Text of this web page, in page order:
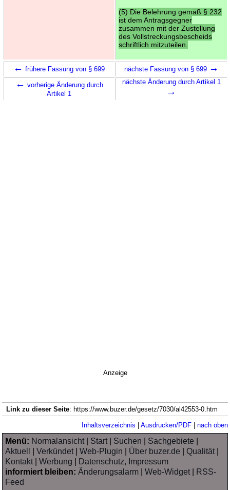
(5) Die Belehrung gemäß § 232
ist dem Antragsgegner
zusammen mit der Zustellung
des Vollstreckungsbescheids
schriftlich mitzuteilen.
← frühere Fassung von § 699 nächste Fassung von § 699 →
← vorherige Änderung durch
Artikel 1
nächste Änderung durch Artikel 1
→
Anzeige
Link zu dieser Seite: https://www.buzer.de/gesetz/7030/al42553-0.htm
Inhaltsverzeichnis | Ausdrucken/PDF| nach oben
Menü: Normalansicht| Start| Suchen Sachgebiete
Aktuell
|Verkündet|Web-Plugin Über buzer.de |Qualität|
Kontakt|Werbung
Datenschutz, Impressum
informiert bleiben: Änderungsalarm |Web-Widget|
RSS-
Feed